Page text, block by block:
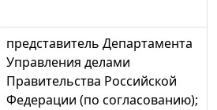
представитель Департамента
Управления делами
Правительства Российской
Федерации (по согласованию);